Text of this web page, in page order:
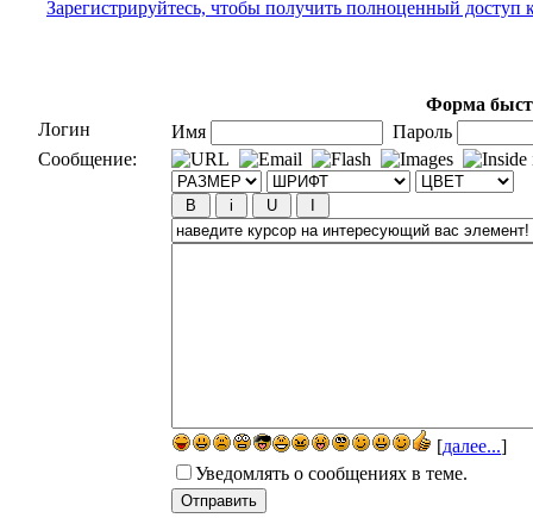
Зарегистрируйтесь, чтобы получить полноценный доступ
Форма
Логин
Имя
Пароль
Сообщение:
[далее...]
Уведомлять о сообщениях в теме.